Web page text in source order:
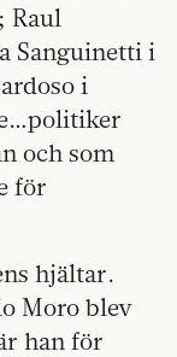
Raul
Sanguinetti i
i
och som
för
hjältar.
Moro blev
han för